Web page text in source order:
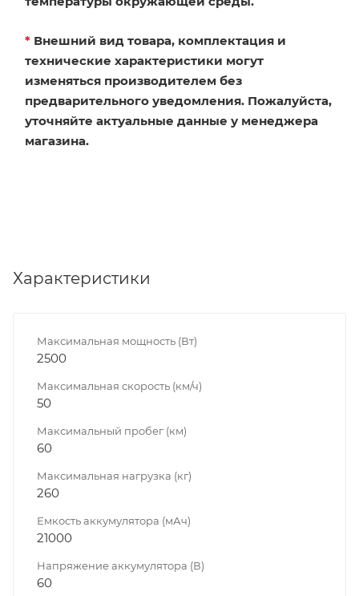
* Внешний вид товара, комплектация и
технические характеристики могут
изменяться производителем без
предварительного уведомления. Пожалуйста,
уточняйте актуальные данные у менеджера
магазина.
Характеристики
Максимальная мощность (Вт)
2500
Максимальная скорость (км/ч)
50
Максимальный пробег (км)
60
Максимальная нагрузка (кг)
260
Емкость аккумулятора (мАч)
21000
Напряжение аккумулятора (В)
60